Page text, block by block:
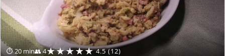
⏱ 20 min👥 4★★★★★ 4.5 (12)